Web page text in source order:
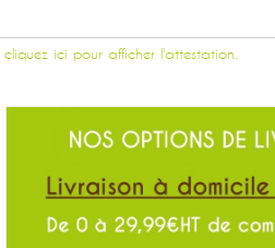
cliquez ici pour afficher l'attestation.